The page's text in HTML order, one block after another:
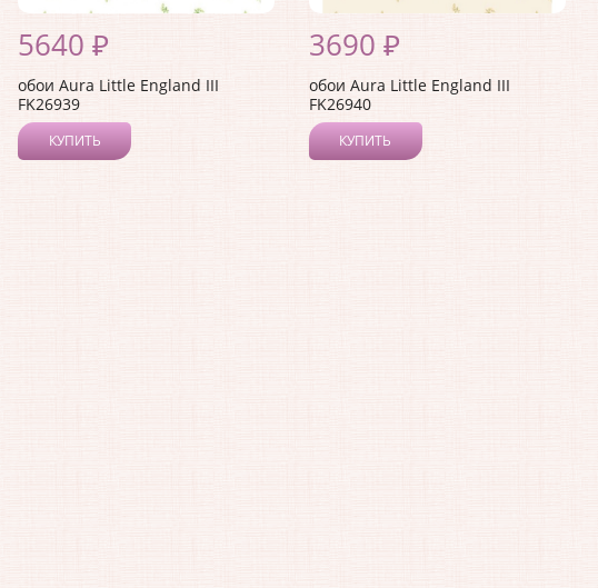
5640 ₽
обои Aura Little England III
FK26939
КУПИТЬ
3690 ₽
обои Aura Little England III
FK26940
КУПИТЬ